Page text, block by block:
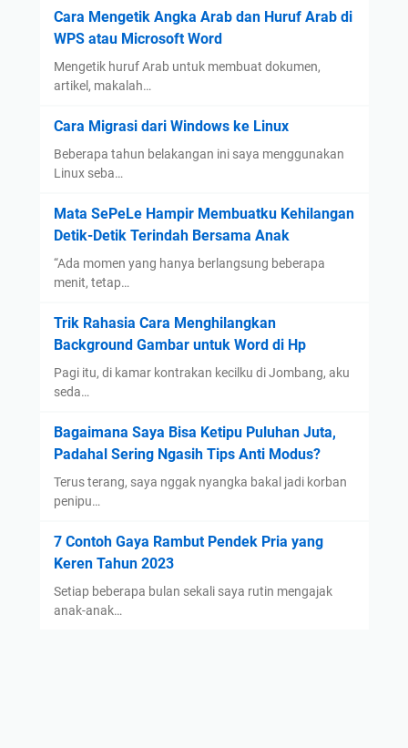
Cara Mengetik Angka Arab dan Huruf Arab di
WPS atau Microsoft Word
Mengetik huruf Arab untuk membuat dokumen,
artikel, makalah…
Cara Migrasi dari Windows ke Linux
Beberapa tahun belakangan ini saya menggunakan
Linux seba…
Mata SePeLe Hampir Membuatku Kehilangan
Detik-Detik Terindah Bersama Anak
“Ada momen yang hanya berlangsung beberapa
menit, tetap…
Trik Rahasia Cara Menghilangkan
Background Gambar untuk Word di Hp
Pagi itu, di kamar kontrakan kecilku di Jombang, aku
seda…
Bagaimana Saya Bisa Ketipu Puluhan Juta,
Padahal Sering Ngasih Tips Anti Modus?
Terus terang, saya nggak nyangka bakal jadi korban
penipu…
7 Contoh Gaya Rambut Pendek Pria yang
Keren Tahun 2023
Setiap beberapa bulan sekali saya rutin mengajak
anak-anak…